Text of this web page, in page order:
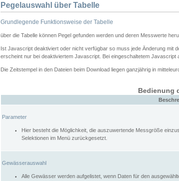
Pegelauswahl über Tabelle
Grundlegende Funktionsweise der Tabelle
über die Tabelle können Pegel gefunden werden und deren Messwerte
Ist Javascript deaktiviert oder nicht verfügbar so muss jede Änderung mit
erscheint nur bei deaktiviertem Javascript. Bei eingeschaltetem Javascript
Die Zeitstempel in den Dateien beim Download liegen ganzjährig in
Bedienung
Parameter
Hier besteht die Möglichkeit, die auszuwertende Messgröße
Selektionen im Menü zurückgesetzt.
Gewässerauswahl
Alle Gewässer werden aufgelistet, wenn Daten für den